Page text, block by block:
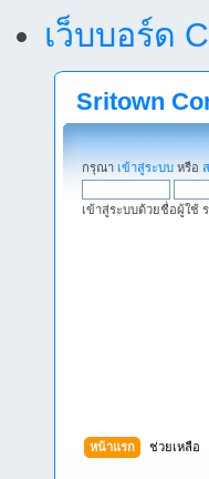
เว็บบอร์ด
Sritown
กรุณา เข้าสู่ระบบ หรือ
เข้าสู่ระบบด้วยชื่อผู้ใช้
หน้าแรก ช่วยเหลือ